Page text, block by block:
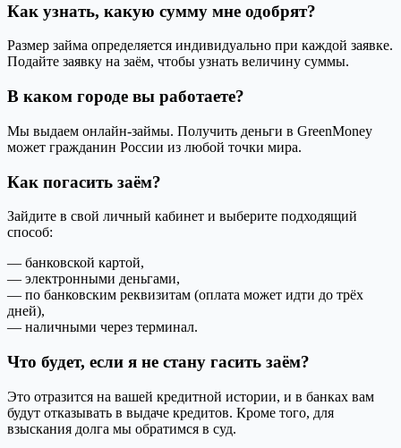
Как узнать, какую сумму мне одобрят?
Размер займа определяется индивидуально при каждой заявке.
Подайте заявку на заём, чтобы узнать величину суммы.
В каком городе вы работаете?
Мы выдаем онлайн-займы. Получить деньги в GreenMoney
может гражданин России из любой точки мира.
Как погасить заём?
Зайдите в свой личный кабинет и выберите подходящий
способ:
— банковской картой,
— электронными деньгами,
— по банковским реквизитам (оплата может идти до трёх
дней),
— наличными через терминал.
Что будет, если я не стану гасить заём?
Это отразится на вашей кредитной истории, и в банках вам
будут отказывать в выдаче кредитов. Кроме того, для
взыскания долга мы обратимся в суд.